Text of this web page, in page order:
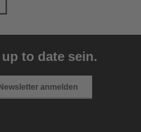
to date sein.
anmelden